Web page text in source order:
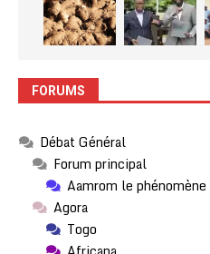
FORUMS
Débat Général
Forum principal
Aamrom le
Agora
Togo